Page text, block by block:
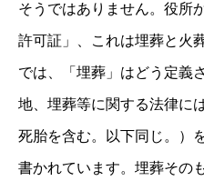
そうではありません。役所
許可証」、これは埋葬と火
では、「埋葬」はどう定義
地、埋葬等に関する法律に
死胎を含む。以下同じ。）
書かれています。埋葬その